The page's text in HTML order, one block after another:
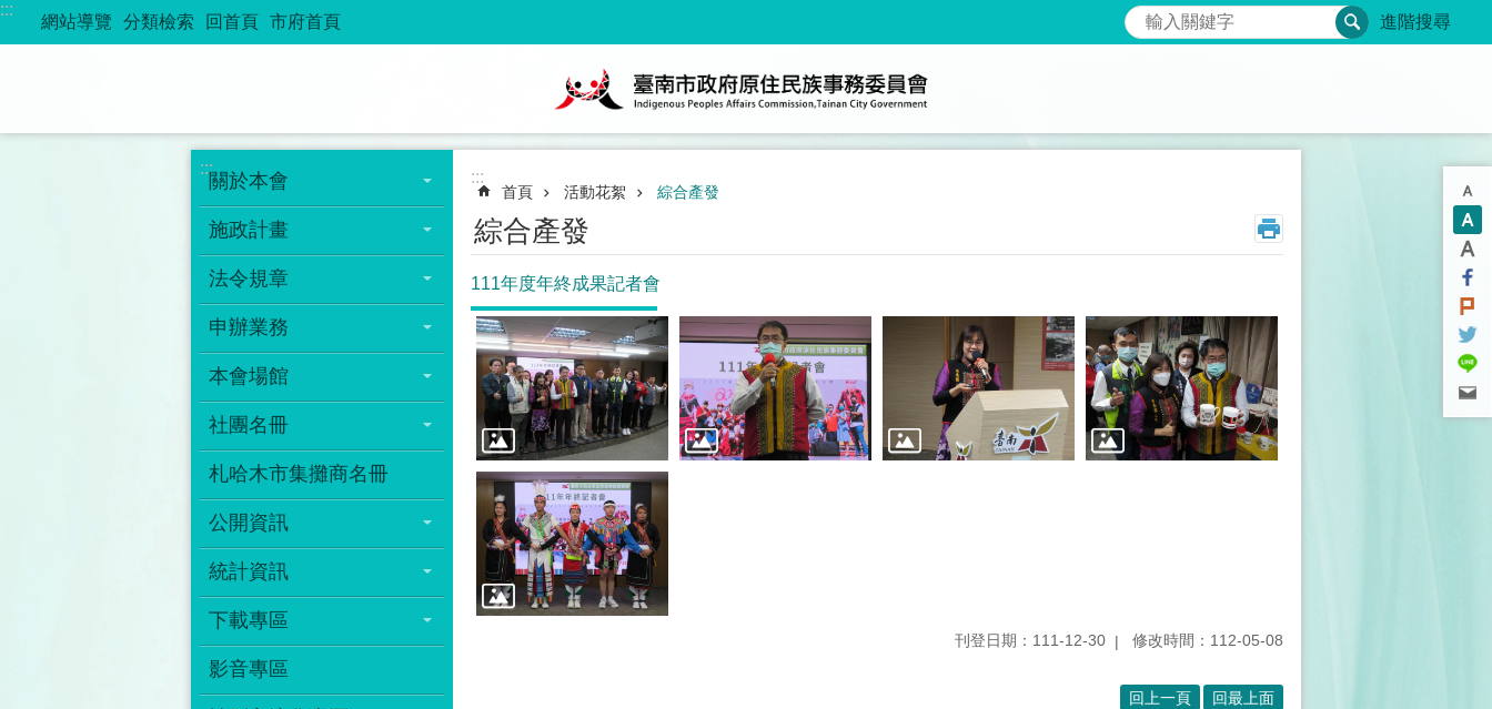
跳到主要內容區塊
:::
網站導覽 分類檢索 回首頁 市府首頁 搜尋 進階搜尋
:::
關於本會
施政計畫
法令規章
申辦業務
本會場館
社團名冊
札哈木市集攤商名冊
公開資訊
統計資訊
下載專區
影音專區
:::
首頁 活動花絮 綜合產發
綜合產發
111年度年終成果記者會
刊登日期：111-12-30 修改時間：112-05-08
回上一頁 回最上面